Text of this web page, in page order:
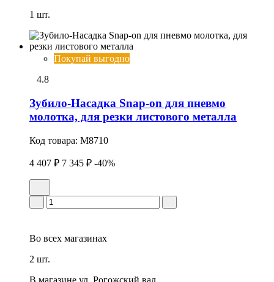
1 шт.
Покупай выгодно
4.8
Зубило-Насадка Snap-on для пневмо
молотка, для резки листового металла
Код товара: M8710
4 407 ₽ 7 345 ₽ -40%
Во всех магазинах
2 шт.
В магазине ул. Рогожский вал